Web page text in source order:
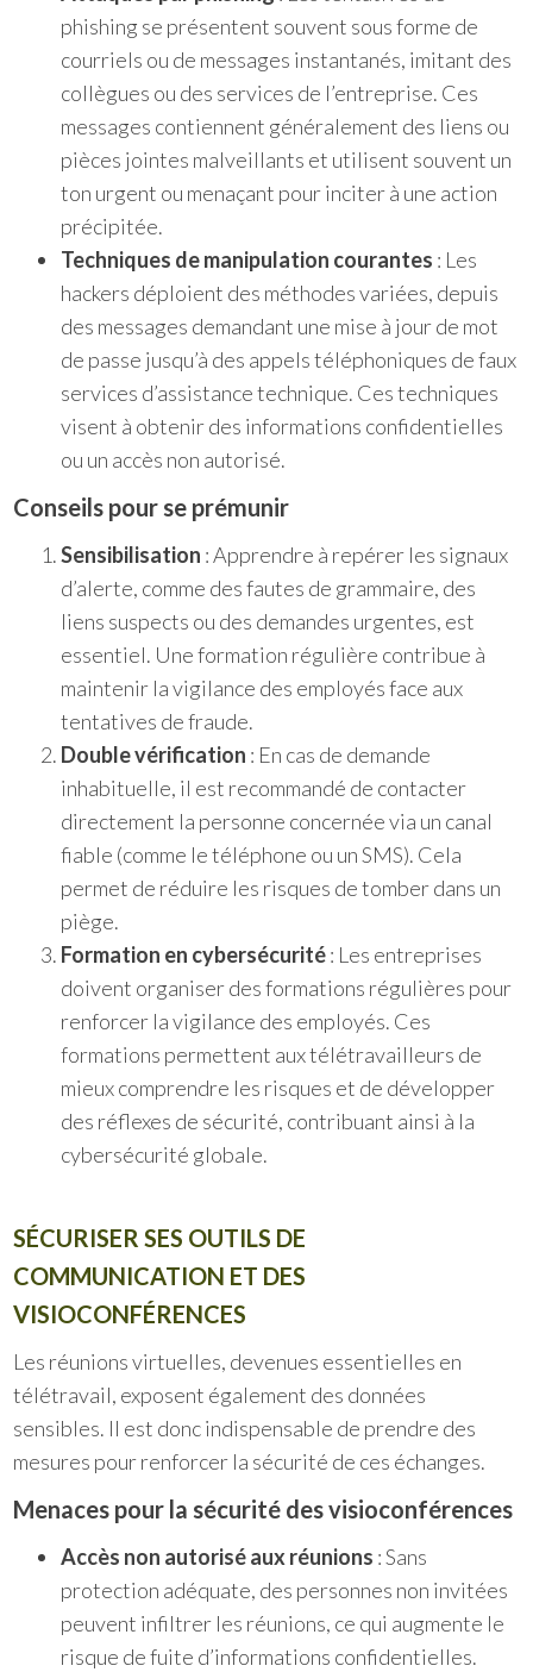
phishing se présentent souvent sous forme de
courriels ou de messages instantanés, imitant des
collègues ou des services de l’entreprise. Ces
messages contiennent généralement des liens ou
pièces jointes malveillants et utilisent souvent un
ton urgent ou menaçant pour inciter à une action
précipitée.
Techniques de manipulation courantes : Les
hackers déploient des méthodes variées, depuis
des messages demandant une mise à jour de mot
de passe jusqu’à des appels téléphoniques de faux
services d’assistance technique. Ces techniques
visent à obtenir des informations confidentielles
ou un accès non autorisé.
Conseils pour se prémunir
Sensibilisation : Apprendre à repérer les signaux
d’alerte, comme des fautes de grammaire, des
liens suspects ou des demandes urgentes, est
essentiel. Une formation régulière contribue à
maintenir la vigilance des employés face aux
tentatives de fraude.
Double vérification : En cas de demande
inhabituelle, il est recommandé de contacter
directement la personne concernée via un canal
fiable (comme le téléphone ou un SMS). Cela
permet de réduire les risques de tomber dans un
piège.
Formation en cybersécurité: Les entreprises
doivent organiser des formations régulières pour
renforcer la vigilance des employés. Ces
formations permettent aux télétravailleurs de
mieux comprendre les risques et de développer
des réflexes de sécurité, contribuant ainsi à la
cybersécurité globale.
SÉCURISER SES OUTILS DE
COMMUNICATION ET DES
VISIOCONFÉRENCES
Les réunions virtuelles, devenues essentielles en
télétravail, exposent également des données
sensibles. Il est donc indispensable de prendre des
mesures pour renforcer la sécurité de ces échanges.
Menaces pour la sécurité des visioconférences
Accès non autorisé aux réunions : Sans
protection adéquate, des personnes non invitées
peuvent infiltrer les réunions, ce qui augmente le
risque de fuite d’informations confidentielles.